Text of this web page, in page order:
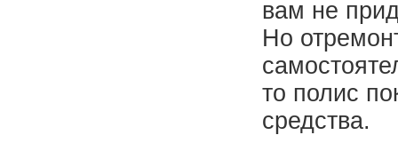
вам не
Но
то полис
средства.